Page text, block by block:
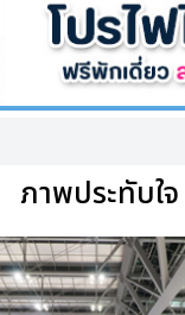
ภาพประทับใจ